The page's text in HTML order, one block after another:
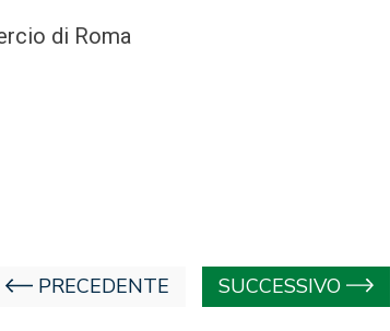
di Roma
PRECEDENTE SUCCESSIVO